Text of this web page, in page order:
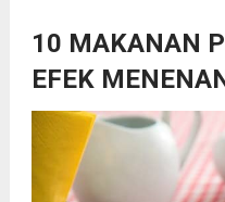
10 MAKANAN
EFEK